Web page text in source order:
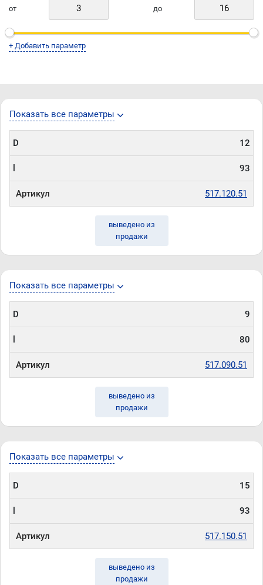
от до
+ Добавить параметр
Показать все параметры
D 12
93
Артикул 517.120.51
выведено из
продажи
Показать все параметры
D 9
80
Артикул 517.090.51
выведено из
продажи
Показать все параметры
D 15
93
Артикул 517.150.51
выведено из
продажи